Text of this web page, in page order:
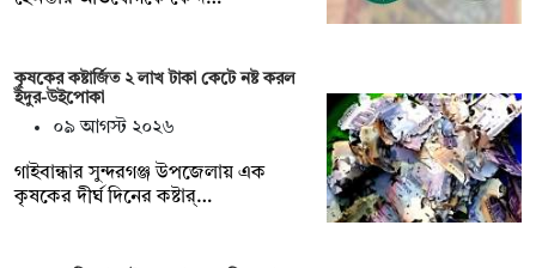
কৃষকের কষ্টার্জিত ২ লাখ টাকা কেটে নষ্ট করল
ইঁদুর-উইপোকা
০৯ আগস্ট ২০২৬
গাইবান্ধার সুন্দরগঞ্জ উপজেলায় এক
কৃষকের দীর্ঘ দিনের কষ্টার্…